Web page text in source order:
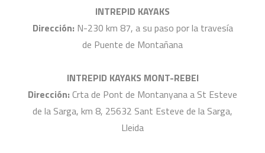
INTREPID KAYAKS
Dirección: N-230 km 87, a su paso por la travesía
de Puente de Montañana
INTREPID KAYAKS MONT-REBEI
Dirección: Crta de Pont de Montanyana a St Esteve
de la Sarga, km 8, 25632 Sant Esteve de la Sarga,
Lleida